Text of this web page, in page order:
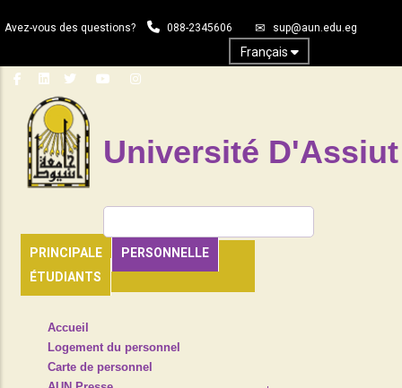
au
principal
Avez-vous des questions? 088-2345606 sup@aun.edu.eg
Français
Université D'Assiut
PRINCIPALE
PERSONNELLE
ÉTUDIANTS
HEADER
NAVIGATION
Accueil
Logement du personnel
Carte de personnel